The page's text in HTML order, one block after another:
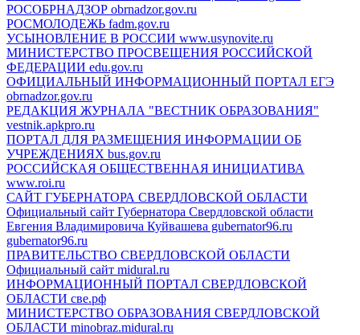
РОСОБРНАДЗОР obrnadzor.gov.ru
РОСМОЛОДЕЖЬ fadm.gov.ru
УСЫНОВЛЕНИЕ В РОССИИ www.usynovite.ru
МИНИСТЕРСТВО ПРОСВЕЩЕНИЯ РОССИЙСКОЙ
ФЕДЕРАЦИИ edu.gov.ru
ОФИЦИАЛЬНЫЙ ИНФОРМАЦИОННЫЙ ПОРТАЛ ЕГЭ
obrnadzor.gov.ru
РЕДАКЦИЯ ЖУРНАЛА "ВЕСТНИК ОБРАЗОВАНИЯ"
vestnik.apkpro.ru
ПОРТАЛ ДЛЯ РАЗМЕЩЕНИЯ ИНФОРМАЦИИ ОБ
УЧРЕЖДЕНИЯХ bus.gov.ru
РОССИЙСКАЯ ОБЩЕСТВЕННАЯ ИНИЦИАТИВА
www.roi.ru
САЙТ ГУБЕРНАТОРА СВЕРДЛОВСКОЙ ОБЛАСТИ
Официальный сайт Губернатора Свердловской области
Евгения Владимировича Куйвашева gubernator96.ru
gubernator96.ru
ПРАВИТЕЛЬСТВО СВЕРДЛОВСКОЙ ОБЛАСТИ
Официальный сайт midural.ru
ИНФОРМАЦИОННЫЙ ПОРТАЛ СВЕРДЛОВСКОЙ
ОБЛАСТИ све.рф
МИНИСТЕРСТВО ОБРАЗОВАНИЯ СВЕРДЛОВСКОЙ
ОБЛАСТИ minobraz.midural.ru